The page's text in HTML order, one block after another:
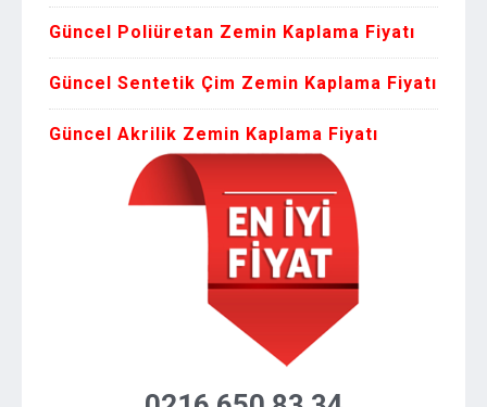
Güncel Poliüretan Zemin Kaplama Fiyatı
Güncel Sentetik Çim Zemin Kaplama Fiyatı
Güncel Akrilik Zemin Kaplama Fiyatı